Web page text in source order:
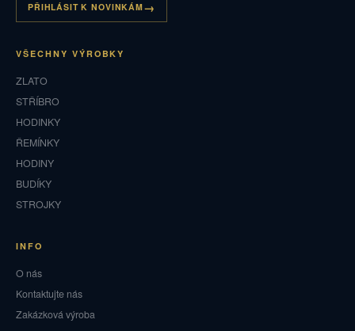
PŘIHLÁSIT K NOVINKÁM
VŠECHNY VÝROBKY
ZLATO
STŘÍBRO
HODINKY
ŘEMÍNKY
HODINY
BUDÍKY
STROJKY
INFO
O nás
Kontaktujte nás
Zakázková výroba